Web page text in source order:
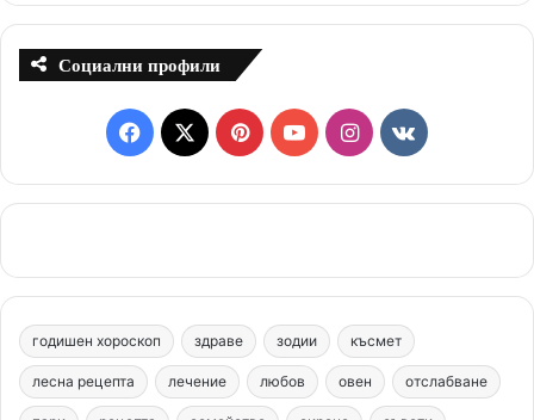
Социални профили
F
a
e
b
o
X
P
i
t
e
r
Y
o
T
u
b
I
n
t
a
g
v
k
c
m
годишен хороскоп здраве зодии късмет
лесна рецепта лечение любов овен отслабване